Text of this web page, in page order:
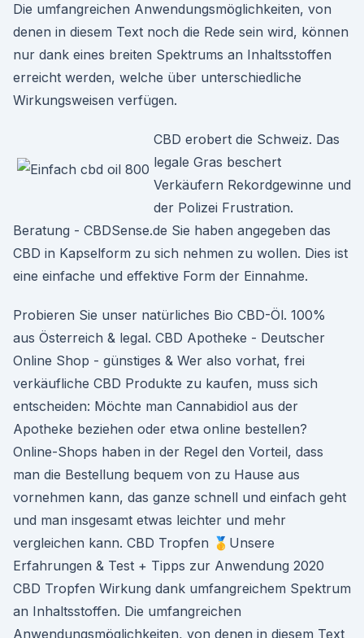
Die umfangreichen Anwendungsmöglichkeiten, von
denen in diesem Text noch die Rede sein wird, können
nur dank eines breiten Spektrums an Inhaltsstoffen
erreicht werden, welche über unterschiedliche
Wirkungsweisen verfügen.
CBD erobert die Schweiz. Das
legale Gras beschert
Verkäufern Rekordgewinne und
der Polizei Frustration.
Beratung - CBDSense.de Sie haben angegeben das
CBD in Kapselform zu sich nehmen zu wollen. Dies ist
eine einfache und effektive Form der Einnahme.
Probieren Sie unser natürliches Bio CBD-Öl. 100%
aus Österreich & legal. CBD Apotheke - Deutscher
Online Shop - günstiges & Wer also vorhat, frei
verkäufliche CBD Produkte zu kaufen, muss sich
entscheiden: Möchte man Cannabidiol aus der
Apotheke beziehen oder etwa online bestellen?
Online-Shops haben in der Regel den Vorteil, dass
man die Bestellung bequem von zu Hause aus
vornehmen kann, das ganze schnell und einfach geht
und man insgesamt etwas leichter und mehr
vergleichen kann. CBD Tropfen 🥇Unsere
Erfahrungen & Test + Tipps zur Anwendung 2020
CBD Tropfen Wirkung dank umfangreichem Spektrum
an Inhaltsstoffen. Die umfangreichen
Anwendungsmöglichkeiten, von denen in diesem Text